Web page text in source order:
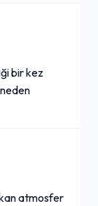
bir kez
atmosfer